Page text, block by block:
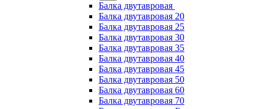
Балка двутавровая
Балка двутавровая 20
Балка двутавровая 25
Балка двутавровая 30
Балка двутавровая 35
Балка двутавровая 40
Балка двутавровая 45
Балка двутавровая 50
Балка двутавровая 60
Балка двутавровая 70